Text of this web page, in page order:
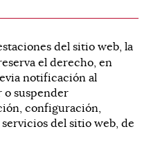
del sitio web, la
el derecho, en
notificación al
o suspender
configuración,
del sitio web, de